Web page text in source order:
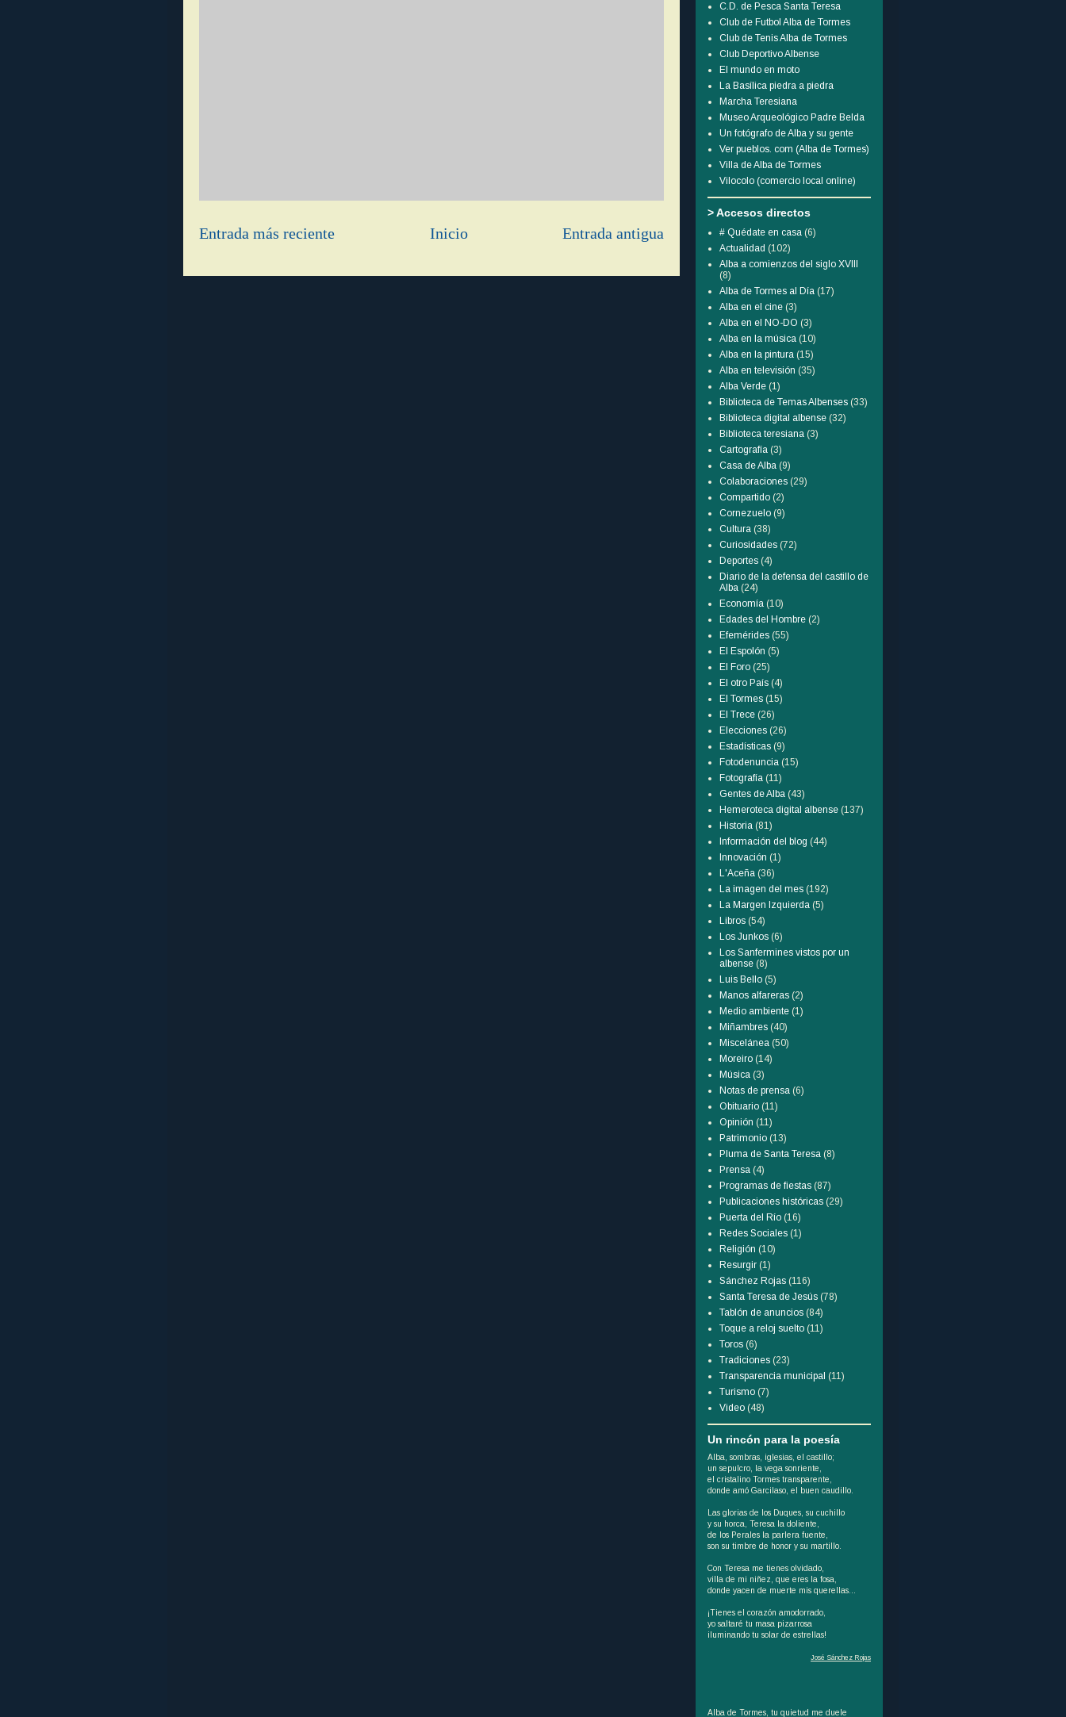
Entrada más reciente Entrada antigua
Inicio
C.D. de Pesca Santa Teresa
Club de Futbol Alba de Tormes
Club de Tenis Alba de Tormes
Club Deportivo Albense
El mundo en moto
La Basílica piedra a piedra
Marcha Teresiana
Museo Arqueológico Padre Belda
Un fotógrafo de Alba y su gente
Ver pueblos. com (Alba de Tormes)
Villa de Alba de Tormes
Vilocolo (comercio local online)
> Accesos directos
# Quédate en casa (6)
Actualidad (102)
Alba a comienzos del siglo XVIII
(8)
Alba de Tormes al Día (17)
Alba en el cine (3)
Alba en el NO-DO (3)
Alba en la música (10)
Alba en la pintura (15)
Alba en televisión (35)
Alba Verde (1)
Biblioteca de Temas Albenses (33)
Biblioteca digital albense (32)
Biblioteca teresiana (3)
Cartografía (3)
Casa de Alba (9)
Colaboraciones (29)
Compartido (2)
Cornezuelo (9)
Cultura (38)
Curiosidades (72)
Deportes (4)
Diario de la defensa del castillo de
Alba (24)
Economía (10)
Edades del Hombre (2)
Efemérides (55)
El Espolón (5)
El Foro (25)
El otro País (4)
El Tormes (15)
El Trece (26)
Elecciones (26)
Estadísticas (9)
Fotodenuncia (15)
Fotografía (11)
Gentes de Alba (43)
Hemeroteca digital albense (137)
Historia (81)
Información del blog (44)
Innovación (1)
L'Aceña (36)
La imagen del mes (192)
La Margen Izquierda (5)
Libros (54)
Los Junkos (6)
Los Sanfermines vistos por un
albense (8)
Luis Bello (5)
Manos alfareras (2)
Medio ambiente (1)
Miñambres (40)
Miscelánea (50)
Moreiro (14)
Música (3)
Notas de prensa (6)
Obituario (11)
Opinión (11)
Patrimonio (13)
Pluma de Santa Teresa (8)
Prensa (4)
Programas de fiestas (87)
Publicaciones históricas (29)
Puerta del Río (16)
Redes Sociales (1)
Religión (10)
Resurgir (1)
Sánchez Rojas (116)
Santa Teresa de Jesús (78)
Tablón de anuncios (84)
Toque a reloj suelto (11)
Toros (6)
Tradiciones (23)
Transparencia municipal (11)
Turismo (7)
Video (48)
Un rincón para la poesía
Alba, sombras, iglesias, el castillo;
un sepulcro, la vega sonriente,
el cristalino Tormes transparente,
donde amó Garcilaso, el buen caudillo.
Las glorias de los Duques, su cuchillo
y su horca, Teresa la doliente,
de los Perales la parlera fuente,
son su timbre de honor y su martillo.
Con Teresa me tienes olvidado,
villa de mi niñez, que eres la fosa,
donde yacen de muerte mis querellas...
¡Tienes el corazón amodorrado,
yo saltaré tu masa pizarrosa
iluminando tu solar de estrellas!
José Sánchez Rojas
Alba de Tormes, tu quietud me duele